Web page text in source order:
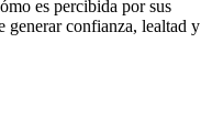
es percibida por sus
generar confianza, lealtad y